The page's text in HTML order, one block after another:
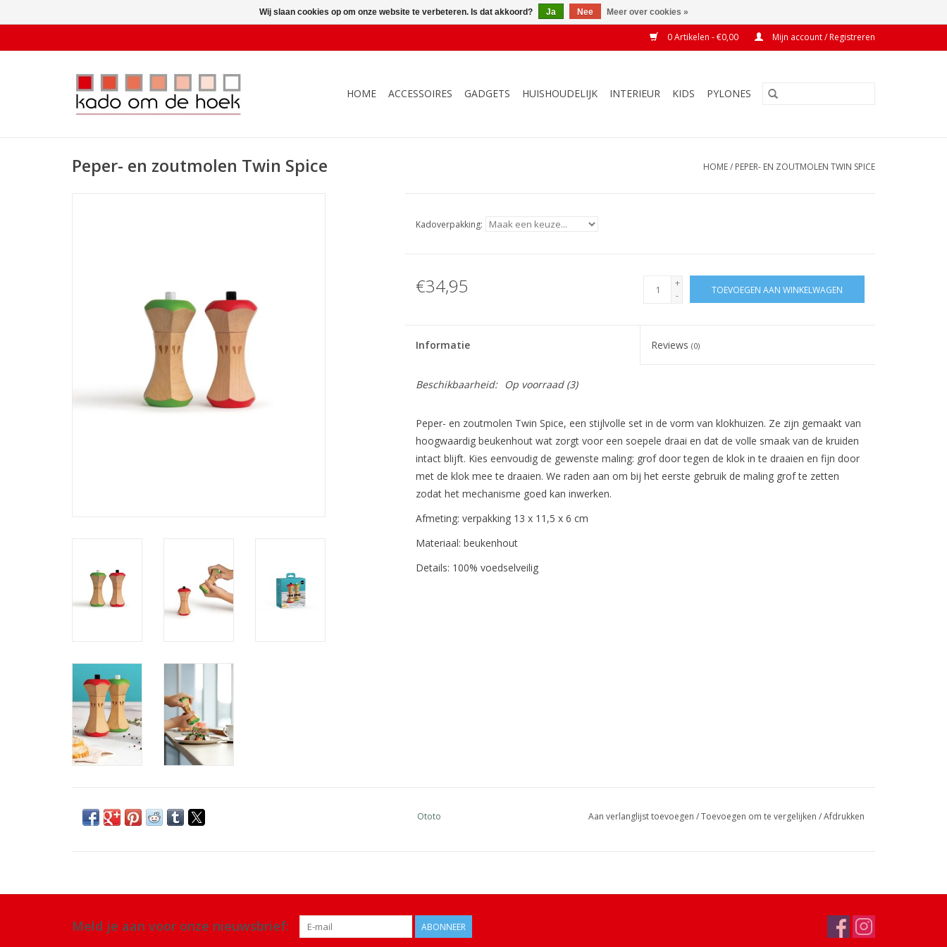
0 Artikelen - €0,00 Mijn account / Registreren
HOME ACCESSOIRES GADGETS HUISHOUDELIJK INTERIEUR KIDS PYLONES
Peper- en zoutmolen Twin Spice HOME/ PEPER- EN ZOUTMOLEN TWIN SPICE
Kadoverpakking:
€34,95
+
-
TOEVOEGEN AAN WINKELWAGEN
Informatie Reviews(0)
Beschikbaarheid: Op voorraad(3)
Peper- en zoutmolen Twin Spice, een stijlvolle set in de vorm van klokhuizen. Ze zijn gemaakt van
hoogwaardig beukenhout wat zorgt voor een soepele draai en dat de volle smaak van de kruiden
intact blijft. Kies eenvoudig de gewenste maling: grof door tegen de klok in te draaien en fijn door
met de klok mee te draaien. We raden aan om bij het eerste gebruik de maling grof te zetten
zodat het mechanisme goed kan inwerken.
Afmeting: verpakking 13 x 11,5 x 6 cm
Materiaal: beukenhout
Details: 100% voedselveilig
Ototo Aan verlanglijst toevoegen /Toevoegen om te vergelijken /Afdrukken
Meld je aan voor onze nieuwsbrief: ABONNEER
Wij slaan cookies op om onze website te verbeteren. Is dat akkoord? Ja Nee Meer over cookies »